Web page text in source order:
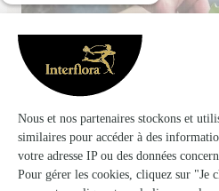
Boutic’flor
Lavaur